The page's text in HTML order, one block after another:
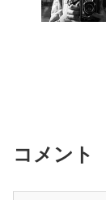
コメント